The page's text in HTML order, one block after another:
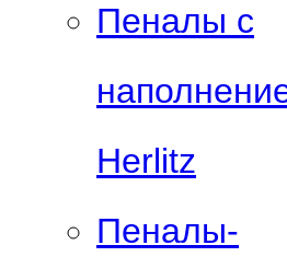
Пеналы с
Herlitz
Пеналы-